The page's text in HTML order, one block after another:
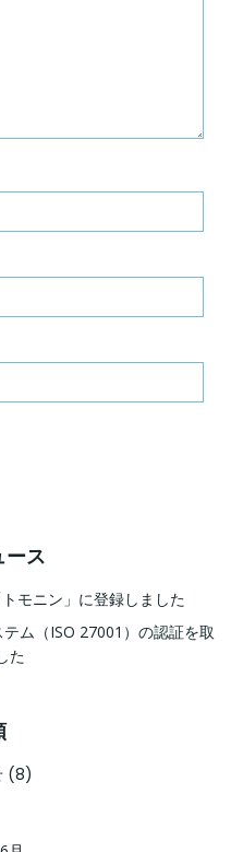
ース
モニン」に登録しました
ム（ISO 27001）の認証を取
た
(8)